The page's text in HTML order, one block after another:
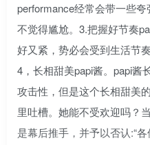
performance经常会带一些
不觉得尴尬。3.把握好节奏
好又紧，势必会受到生活节
4，长相甜美papi酱。papi酱
攻击性，但是这个长相甜美
里吐槽。她能不受欢迎吗？
是幕后推手，并予以否认:“